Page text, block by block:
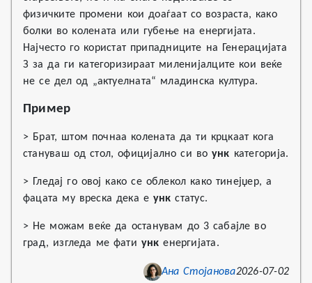
физичките промени кои доаѓаат со возраста, како
болки во колената или губење на енергијата.
Најчесто го користат припадниците на Генерацијата
З за да ги категоризираат миленијалците кои веќе
не се дел од „актуелната“ младинска култура.
Пример
> Брат, штом почнаа колената да ти крцкаат кога
стануваш од стол, официјално си воунк категорија.
> Гледај го овој како се облекол како тинејџер, а
фацата му вреска дека е унк статус.
> Не можам веќе да останувам до 3 сабајле во
град, изгледа ме фати унк енергијата.
Ана Стојанова2026-07-02